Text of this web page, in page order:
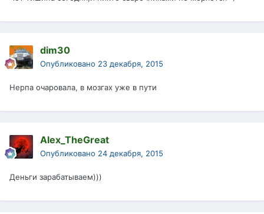
dim30
Опубликовано 23 декабря, 2015
Нерпа очаровала, в мозгах уже в пути
Alex_TheGreat
Опубликовано 24 декабря, 2015
Деньги зарабатываем)))